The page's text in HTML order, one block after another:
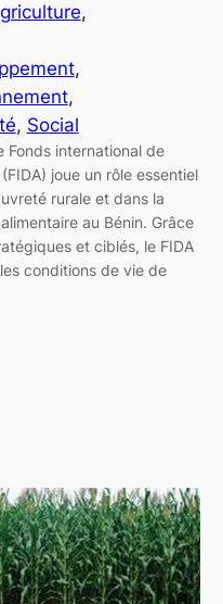
, Social
Fonds international de
joue un rôle essentiel
rurale et dans la
au Bénin. Grâce
et ciblés, le FIDA
conditions de vie de